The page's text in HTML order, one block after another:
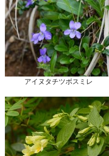
アイヌタチツボスミレ